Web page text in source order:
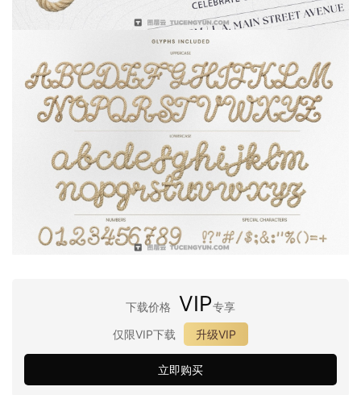
下载价格 VIP专享
仅限VIP下载
升级VIP
立即购买